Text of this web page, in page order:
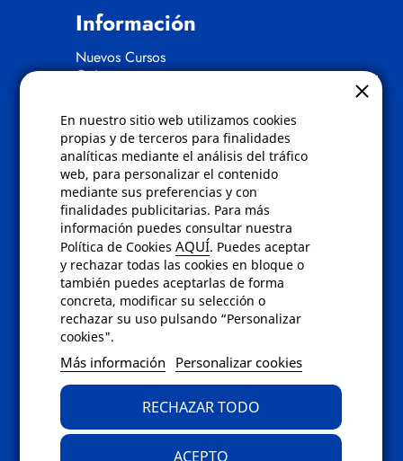
En nuestro sitio web utilizamos cookies
propias y de terceros para finalidades
analíticas mediante el análisis del tráfico
web, para personalizar el contenido
mediante sus preferencias y con
finalidades publicitarias. Para más
información puedes consultar nuestra
Política de CookiesAQUÍ. Puedes aceptar
y rechazar todas las cookies en bloque o
también puedes aceptarlas de forma
concreta, modificar su selección o
rechazar su uso pulsando “Personalizar
cookies".
Más información Personalizar cookies
RECHAZAR TODO
ACEPTO
Información
Nuevos Cursos
Quienes somos
Políticas
Condiciones de compra
Aviso de privacidad
Cookies
Bajas comunicados comerciales
Derecho de desistimiento
Preguntas frecuentes
Contacto
Envíanos un email a
bien rellena nuestroformulario de
contacto